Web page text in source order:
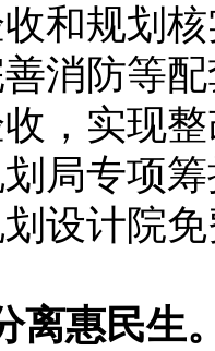
和规划
消防等
，实现
局专项
设计院
离惠民生